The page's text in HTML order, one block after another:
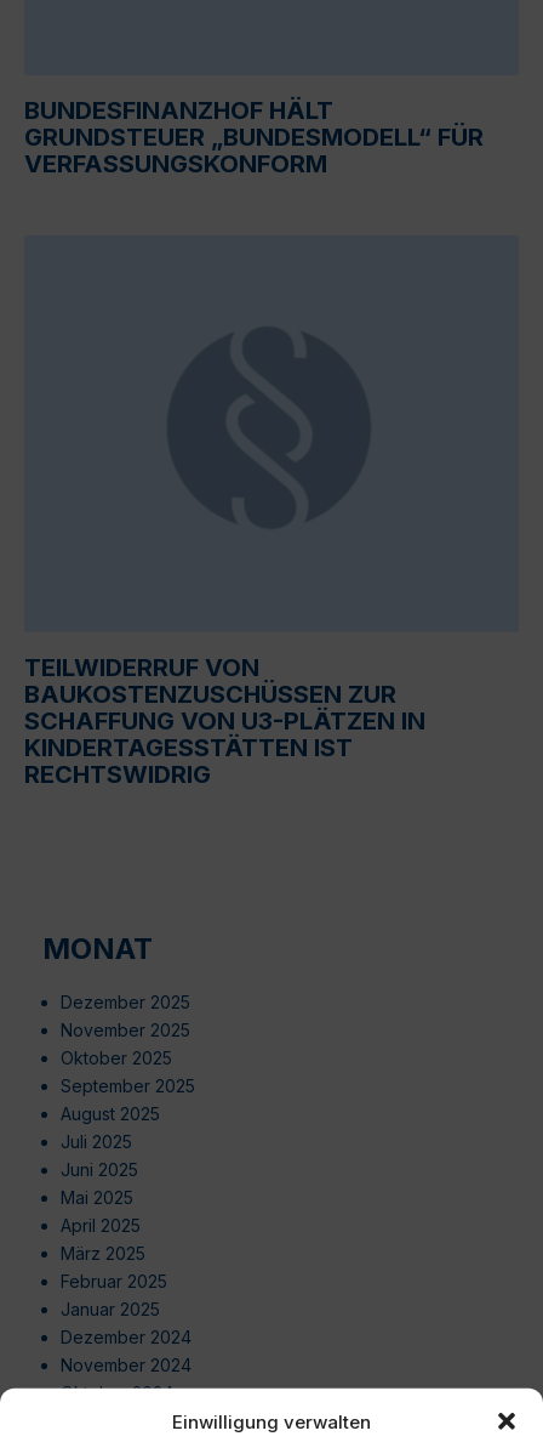
Einwilligung verwalten
BUNDESFINANZHOF HÄLT
GRUNDSTEUER „BUNDESMODELL“ FÜR
VERFASSUNGSKONFORM
TEILWIDERRUF VON
BAUKOSTENZUSCHÜSSEN ZUR
SCHAFFUNG VON U3-PLÄTZEN IN
KINDERTAGESSTÄTTEN IST
RECHTSWIDRIG
MONAT
Dezember 2025
November 2025
Oktober 2025
September 2025
August 2025
Juli 2025
Juni 2025
Mai 2025
April 2025
März 2025
Februar 2025
Januar 2025
Dezember 2024
November 2024
Oktober 2024
September 2024